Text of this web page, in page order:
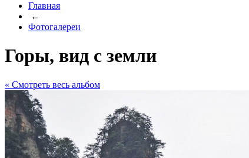
Главная
←
Фотогалереи
Горы, вид с земли
« Cмотреть весь альбом